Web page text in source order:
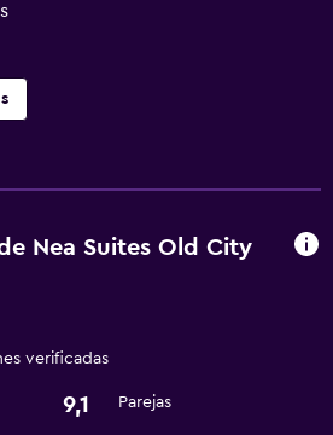
Nea Suites Old City
verificadas
9,1 Parejas